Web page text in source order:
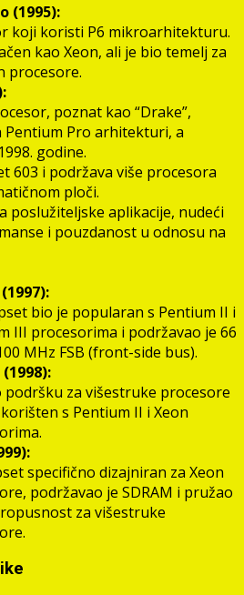
(1995):
koji koristi P6 mikroarhitekturu.
kao Xeon, ali je bio temelj za
procesore.
poznat kao “Drake”,
Pentium Pro arhitekturi, a
godine.
603 i podržava više procesora
ploči.
poslužiteljske aplikacije, nudeći
i pouzdanost u odnosu na
bio je popularan s Pentium II i
III procesorima i podržavao je 66
MHz FSB (front-side bus).
podršku za višestruke procesore
s Pentium II i Xeon
specifično dizajniran za Xeon
podržavao je SDRAM i pružao
za višestruke